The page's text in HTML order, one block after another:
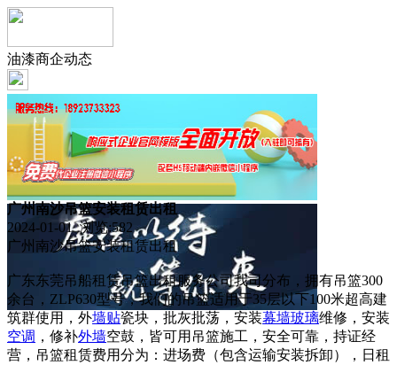
油漆商企动态
广州南沙吊篮安装租赁出租
2024-01-01 浏览:582
广州南沙吊篮安装租赁出租
广东东莞吊船租赁吊篮出租服务公司我司分布，拥有吊篮300
余台，ZLP630型号，我们的吊篮适用于35层以下100米超高建
筑群使用，外墙贴瓷块，批灰批荡，安装幕墙玻璃维修，安装
空调 ，修补外墙空鼓，皆可用吊篮施工，安全可靠，持证经
营，吊篮租赁费用分为：进场费（包含运输安装拆卸），日租